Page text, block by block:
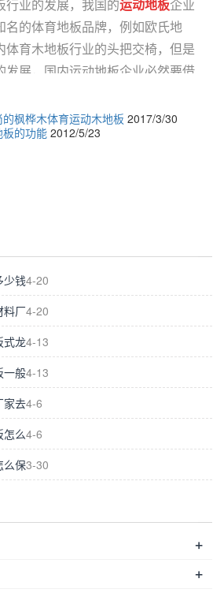
行业的发展，我国的运动地板企业
名的体育地板品牌，例如欧氏地
体育木地板行业的头把交椅，但是
发展，国内运动地板企业必然要借
的体育地板品牌。
何其他运动表面制造商更多的运动
事枫木硬木场，乙烯基和浇注聚
胶履带表面和回收橡胶运动地
体育专业工程师在新产品设计和开
运动场面的创新解决方案树立了
队和无数NCAA大学和高中设立了
育地板
枫桦木体育运动木地板 2017/3/30
的功能 2012/5/23
少钱4-20
料厂4-20
式龙4-13
一般4-13
家去4-6
怎么4-6
么保3-30
+
+